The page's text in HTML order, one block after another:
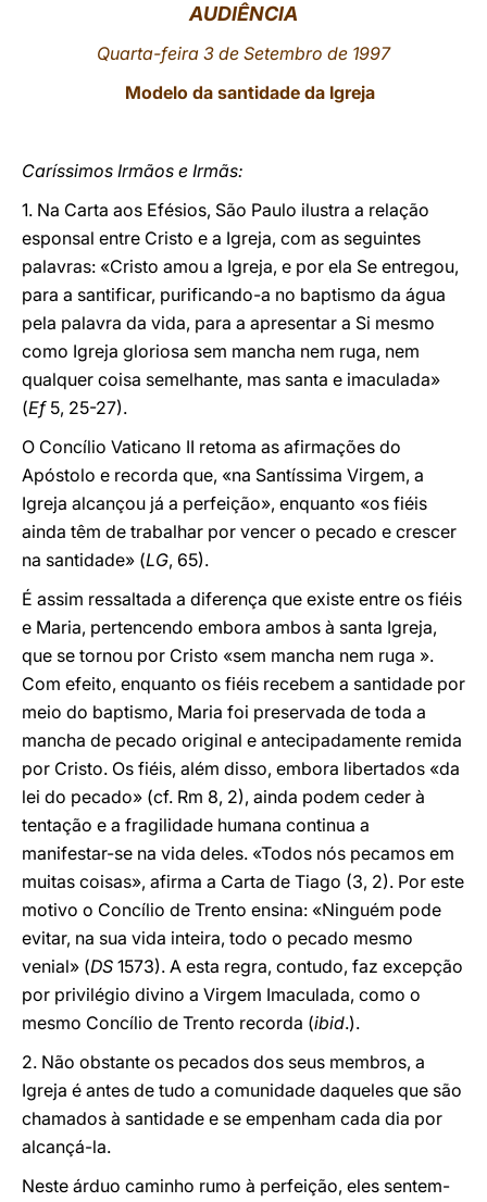
AUDIÊNCIA
Quarta-feira 3 de Setembro de 1997
Modelo da santidade da Igreja
Caríssimos Irmãos e Irmãs:
1. Na Carta aos Efésios, São Paulo ilustra a relação
esponsal entre Cristo e a Igreja, com as seguintes
palavras: «Cristo amou a Igreja, e por ela Se entregou,
para a santificar, purificando-a no baptismo da água
pela palavra da vida, para a apresentar a Si mesmo
como Igreja gloriosa sem mancha nem ruga, nem
qualquer coisa semelhante, mas santa e imaculada»
(Ef5, 25-27).
O Concílio Vaticano II retoma as afirmações do
Apóstolo e recorda que, «na Santíssima Virgem, a
Igreja alcançou já a perfeição», enquanto «os fiéis
ainda têm de trabalhar por vencer o pecado e crescer
na santidade» (LG, 65).
É assim ressaltada a diferença que existe entre os fiéis
e Maria, pertencendo embora ambos à santa Igreja,
que se tornou por Cristo «sem mancha nem ruga ».
Com efeito, enquanto os fiéis recebem a santidade por
meio do baptismo, Maria foi preservada de toda a
mancha de pecado original e antecipadamente remida
por Cristo. Os fiéis, além disso, embora libertados «da
lei do pecado» (cf. Rm 8, 2), ainda podem ceder à
tentação e a fragilidade humana continua a
manifestar-se na vida deles. «Todos nós pecamos em
muitas coisas», afirma a Carta de Tiago (3, 2). Por este
motivo o Concílio de Trento ensina: «Ninguém pode
evitar, na sua vida inteira, todo o pecado mesmo
venial» (DS 1573). A esta regra, contudo, faz excepção
por privilégio divino a Virgem Imaculada, como o
mesmo Concílio de Trento recorda (ibid.).
2. Não obstante os pecados dos seus membros, a
Igreja é antes de tudo a comunidade daqueles que são
chamados à santidade e se empenham cada dia por
alcançá-la.
Neste árduo caminho rumo à perfeição, eles sentem-